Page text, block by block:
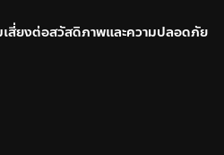
งต่อสวัสดิภาพและความปลอดภัย
ลัง “ปลัดมหาดไทย” รายงานความ